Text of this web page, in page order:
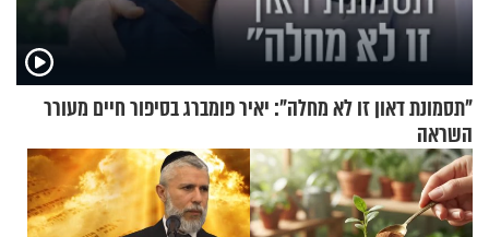
"תסמונת דאון זו לא מחלה": יאיר פומברג בסיפור חיים מעורר
השראה